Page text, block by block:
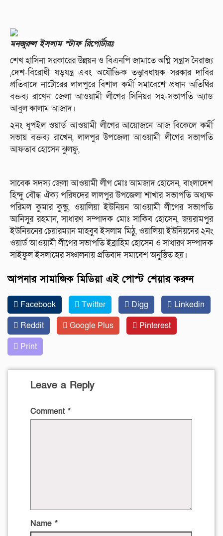
মনজুরুল ইসলাম স্টাফ রিপোর্টারঃ
শেখ হাসিনা সরকারের উন্নয়ন ও বিএনপি জামাতে অগ্নি সন্ত্রাস নৈরাজ্য
,দেশ-বিরোধী ষড়যন্ত্র এবং অযৌক্তিক তত্ত্বাবধায়ক সরকার দাবির
প্রতিবাদে নাটোরের লালপুরে বিশাল কর্মী সমাবেশে প্রধান অতিথির
বক্তব্য রাখেন জেলা আওয়ামী লীগের সিনিয়র সহ-সভাপতি অ্যাড
আবুল কালাম আজাদ।
২নং ধুপইল ওয়ার্ড আওয়ামী লীগের আয়োজনে আজ বিকেলে কর্মী
সভায় বক্তব্য রাখেন, লালপুর উপজেলা আওয়ামী লীগের সভাপতি
আফতাব হোসেন ঝুলফু,
সাবেক সদস্য জেলা আওয়ামী লীগ মোঃ আমজাদ হোসেন, বাংলাদেশ
হিন্দু বৌদ্ধ ঐক্য পরিষদের লালপুর উপজেলা শাখার সভাপতি অধ্যক্ষ
পরিমল কুমার কুন্ডু, ওয়ালিয়া ইউনিয়ন আওয়ামী লীগের সভাপতি
আনিসুর রহমান, সাধারণ সম্পাদক মোঃ সাকিব হোসেন, জয়রামপুর
ইউনিয়নের চেয়ারম্যান মাহবুব ইসলাম মিঠু, ওয়ালিয়া ইউনিয়নের ২নং
ওয়ার্ড আওয়ামী লীগের সভাপতি ইব্রাহিম হোসেন ও সাধারণ সম্পাদক
সাইফুল ইসলামের সঞ্চালনায় প্রতিবাদ সমাবেশ অনুষ্ঠিত হয়।
আপনার সামাজিক মিডিয়া এই পোস্ট শেয়ার করুন
Facebook Twitter Digg
Linkedin
Reddit
Google Plus
Pinterest
Print
Leave a Reply
Comment *
Name *